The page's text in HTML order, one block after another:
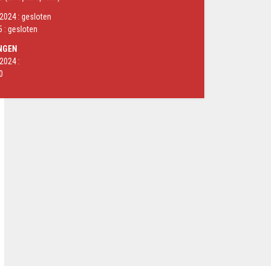
: gesloten
: gesloten
: